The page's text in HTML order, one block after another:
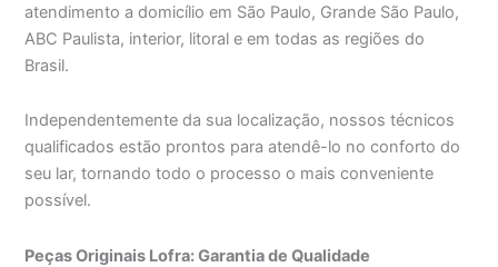
atendimento a domicílio em São Paulo, Grande São Paulo,
ABC Paulista, interior, litoral e em todas as regiões do
Brasil.
Independentemente da sua localização, nossos técnicos
qualificados estão prontos para atendê-lo no conforto do
seu lar, tornando todo o processo o mais conveniente
possível.
Peças Originais Lofra: Garantia de Qualidade